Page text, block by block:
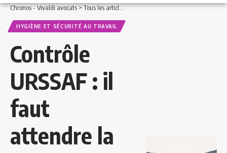
Chronos - Vivaldi avocats>Tous les articles >Ressources humaines>Hygiène et
HYGIÈNE ET SÉCURITÉ AU TRAVAIL
Contrôle
URSSAF : il
faut
attendre la